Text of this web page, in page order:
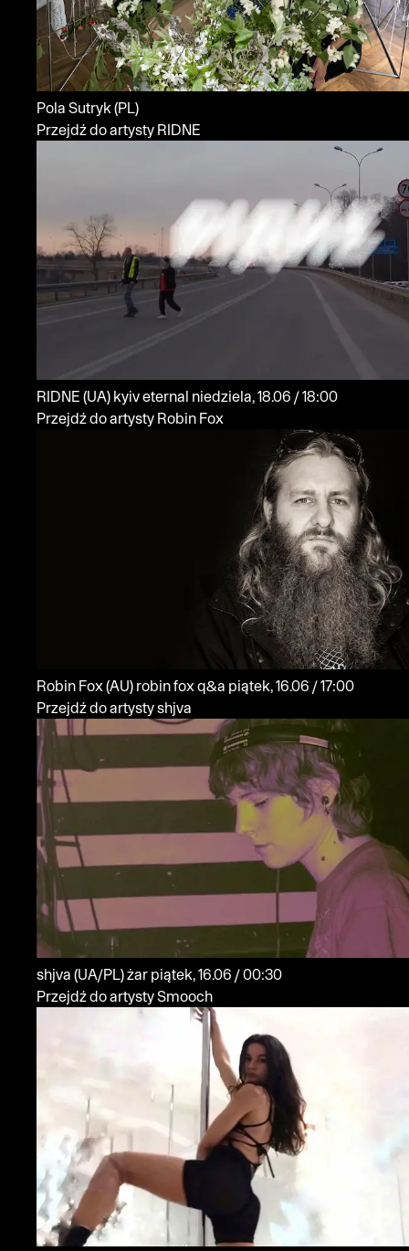
Pola Sutryk(PL)
Przejdź do artysty RIDNE
RIDNE (UA) kyiv eternal
niedziela, 18.06 / 18:00
Przejdź do artysty Robin Fox
Robin Fox (AU) robin fox q&a
piątek, 16.06 / 17:00
Przejdź do artysty shjva
shjva (UA/PL)żar
piątek, 16.06 / 00:30
Przejdź do artysty Smooch